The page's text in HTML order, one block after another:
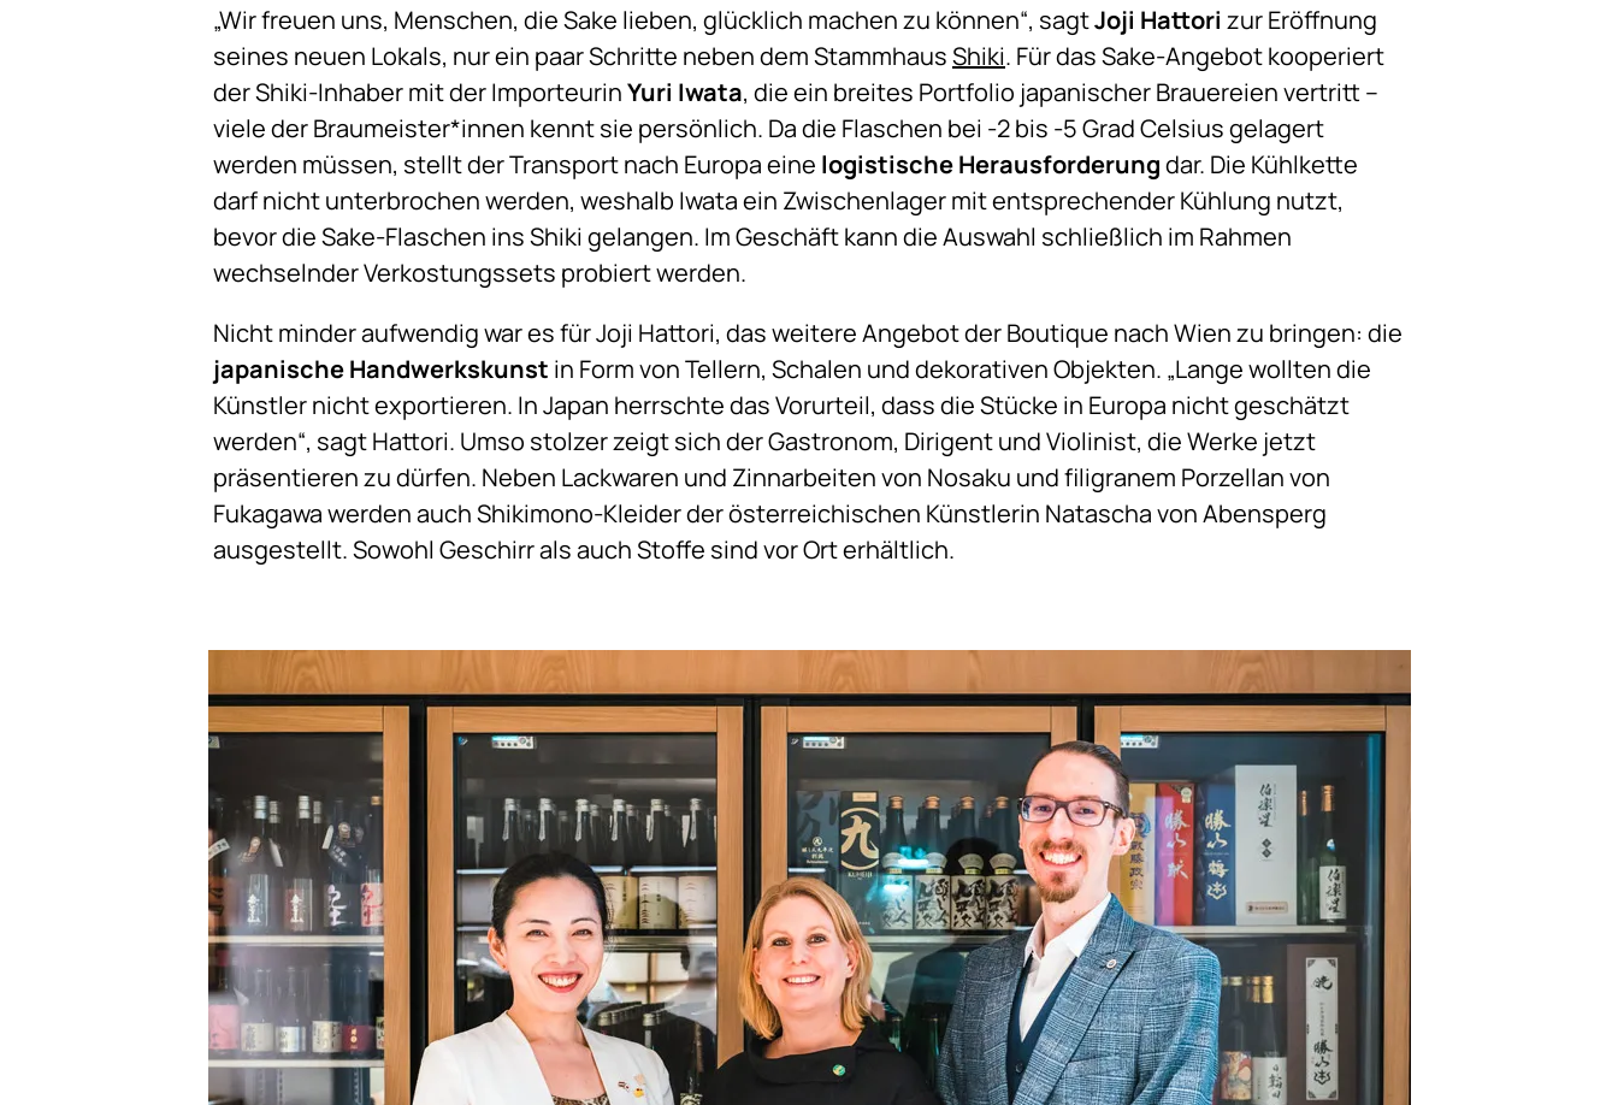
„Wir freuen uns, Menschen, die Sake lieben, glücklich machen zu können“, sagtJoji Hattori zurEröffnung
seines neuen Lokals, nur ein paar Schritte neben dem StammhausShiki. Für das Sake-Angebot kooperiert
der Shiki-Inhaber mit der ImporteurinYuri Iwata, die ein breites Portfolio japanischer Brauereien vertritt –
viele der Braumeister*innen kennt sie persönlich. Da die Flaschen bei -2 bis -5 Grad Celsius gelagert
werden müssen, stellt der Transport nach Europa eine logistische Herausforderungdar. Die Kühlkette
darf nicht unterbrochen werden, weshalb Iwata ein Zwischenlager mit entsprechender Kühlung nutzt,
bevor die Sake-Flaschen ins Shiki gelangen. Im Geschäft kann die Auswahl schließlich im Rahmen
wechselnder Verkostungssets probiert werden.
Nicht minder aufwendig war es für Joji Hattori, das weitere Angebot der Boutique nach Wien zu bringen: die
japanische Handwerkskunst in Form von Tellern, Schalen und dekorativen Objekten. „Lange wollten die
Künstler nicht exportieren. In Japan herrschte das Vorurteil, dass die Stücke in Europa nicht geschätzt
werden“, sagt Hattori. Umso stolzer zeigt sich der Gastronom, Dirigent und Violinist, die Werke jetzt
präsentieren zu dürfen. Neben Lackwaren und Zinnarbeiten von Nosaku und filigranem Porzellan von
Fukagawa werden auch Shikimono-Kleider der österreichischen Künstlerin Natascha von Abensperg
ausgestellt. Sowohl Geschirr als auch Stoffe sind vor Ort erhältlich.